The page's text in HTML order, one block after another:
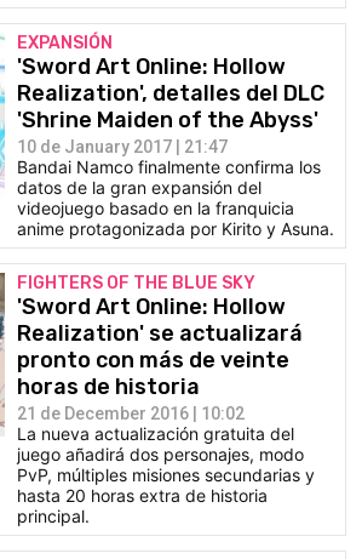
EXPANSIÓN
'Sword Art Online: Hollow
Realization', detalles del DLC
'Shrine Maiden of the Abyss'
10 de January 2017 | 21:47
Bandai Namco finalmente confirma los
datos de la gran expansión del
videojuego basado en la franquicia
anime protagonizada por Kirito y Asuna.
FIGHTERS OF THE BLUE SKY
'Sword Art Online: Hollow
Realization' se actualizará
pronto con más de veinte
horas de historia
21 de December 2016 | 10:02
La nueva actualización gratuita del
juego añadirá dos personajes, modo
PvP, múltiples misiones secundarias y
hasta 20 horas extra de historia
principal.